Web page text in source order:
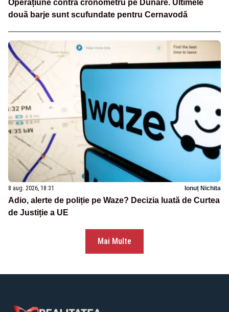
Operațiune contra cronometru pe Dunăre. Ultimele
două barje sunt scufundate pentru Cernavodă
8 aug. 2026, 18:31 Ionuț Nichita
Adio, alerte de poliție pe Waze? Decizia luată de Curtea
de Justiție a UE
Mai Multe